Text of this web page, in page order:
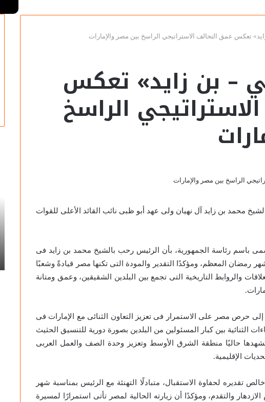
تعكس عمق التحالف الاستراتيجي الراسخ بين مصر والإمارات
– بن زايد» تعكس
الراسخ
محمد بن زايد آل نهيان ولى عهد أبو ظبى نائب القائد الأعلى للقوات
باسم رئاسة الجمهورية، بأن الرئيس رحب بالشيخ محمد بن زايد فى
رمضان المعظم، ومؤكدًا التقدير والمودة التى تكنها مصر قيادةً وشعبًا
والروابط التاريخية التى تجمع بين البلدين الشقيقين، وعمق ومتانة
إلى حرص مصر على الاستمرار فى تعزيز التعاون الثنائى مع الإمارات فى
الثنائية بين كبار المسئولين من البلدين بصورة دورية للتنسيق الحثيث
تشهدها حاليًا منطقة الشرق الأوسط وتعزيز وحدة الصف والعمل العربى
الإقليمية.
تقديره لحفاوة الاستقبال، متبادلًا التهنئة مع الرئيس بمناسبة شهر
والتقدم، ومؤكدًا أن زيارته الحالية لمصر تأتى استمرارًا لمسيرة
مصرية..
تكتب:
والتهشير
التفاصيل..
قراءة
في
أعمال
ناشد
والتهشير في إبداع التفاصيل.. قراءة في
أعمال الفنان أسامة ناشد